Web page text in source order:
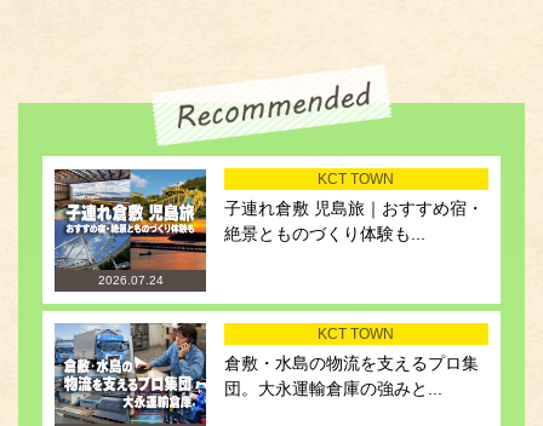
2026.07.24
KCT TOWN
子連れ倉敷 児島旅｜おすすめ宿・
絶景とものづくり体験も...
KCT TOWN
倉敷・水島の物流を支えるプロ集
団。大永運輸倉庫の強みと...